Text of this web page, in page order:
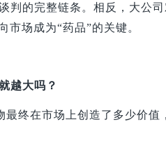
判的完整链条。相反，大公
场成为“药品”的关键。
越大吗？
终在市场上创造了多少价值